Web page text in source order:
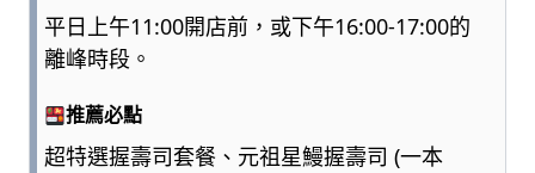
平日上午11:00開店前，或下午16:00-17:00的
離峰時段。
推薦必點
超特選握壽司套餐、元祖星鰻握壽司 (一本